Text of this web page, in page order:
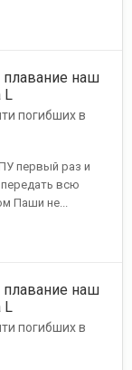
плавание наш
L
погибших в
первый раз и
всю
Паши не...
плавание наш
L
погибших в